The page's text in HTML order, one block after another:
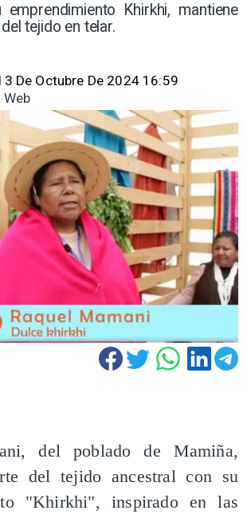
emprendimiento Khirkhi, mantiene
tejido en telar.
De Octubre De 2024 16:59
Web
del poblado de Mamiña,
del tejido ancestral con su
"Khirkhi", inspirado en las